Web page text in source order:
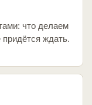
что делаем
ждать.